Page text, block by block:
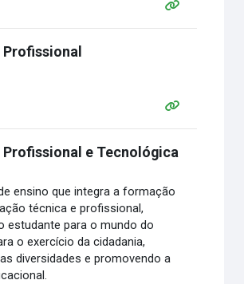
Profissional e Tecnológica
ensino que integra a formação
técnica e profissional,
estudante para o mundo do
o exercício da cidadania,
diversidades e promovendo a